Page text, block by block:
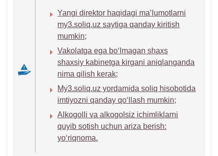
Yangi direktor haqidagi ma’lumotlarni
my3.soliq.uz saytiga qanday kiritish
mumkin;
Vakolatga ega boʻlmagan shaхs
shaхsiy kabinetga kirgani aniqlanganda
nima qilish kerak;
My3.soliq.uz yordamida soliq hisobotida
imtiyozni qanday qoʻllash mumkin;
Alkogolli va alkogolsiz ichimliklarni
quyib sotish uchun ariza berish:
yoʻriqnoma.